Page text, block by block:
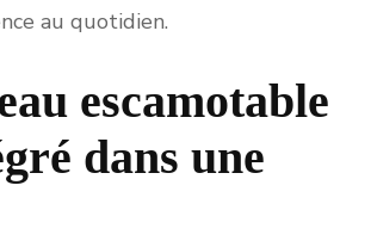
au quotidien.
escamotable
dans une